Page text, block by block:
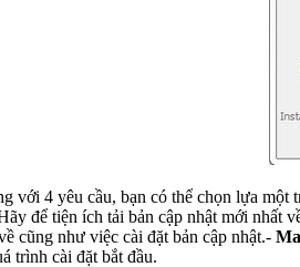
với 4 yêu cầu, bạn có thể chọn lựa một
để tiện ích tải bản cập nhật mới nhất
cũng như việc cài đặt bản cập nhật.-
trình cài đặt bắt đầu.